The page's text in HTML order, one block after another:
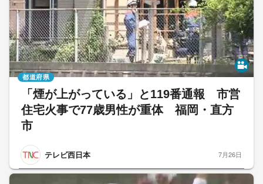
「煙が上がっている」と119番通報 市営
住宅火事で77歳男性が重体 福岡・直方
市
テレビ西日本
都道府県
7月26日